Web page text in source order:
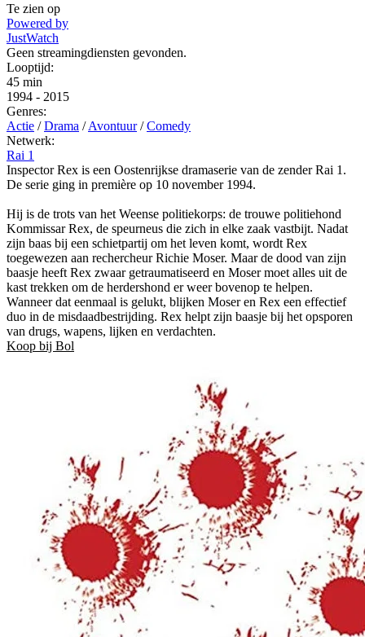
Te zien op
Powered by
JustWatch
Geen streamingdiensten gevonden.
Looptijd:
45 min
1994 - 2015
Genres:
Actie / Drama / Avontuur / Comedy
Netwerk:
Rai 1
Inspector Rex is een Oostenrijkse dramaserie van de zender Rai 1.
De serie ging in première op 10 november 1994.
Hij is de trots van het Weense politiekorps: de trouwe politiehond
Kommissar Rex, de speurneus die zich in elke zaak vastbijt. Nadat
zijn baas bij een schietpartij om het leven komt, wordt Rex
toegewezen aan rechercheur Richie Moser. Maar de dood van zijn
baasje heeft Rex zwaar getraumatiseerd en Moser moet alles uit de
kast trekken om de herdershond er weer bovenop te helpen.
Wanneer dat eenmaal is gelukt, blijken Moser en Rex een effectief
duo in de misdaadbestrijding. Rex helpt zijn baasje bij het opsporen
van drugs, wapens, lijken en verdachten.
Koop bij Bol